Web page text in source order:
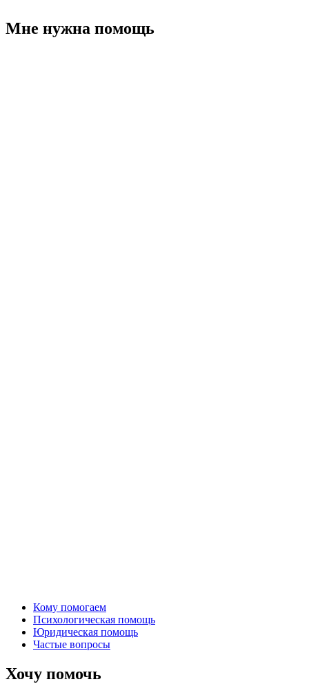
Мне нужна помощь
Кому помогаем
Психологическая помощь
Юридическая помощь
Частые вопросы
Хочу помочь